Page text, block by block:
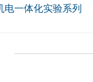
电一体化实验系列